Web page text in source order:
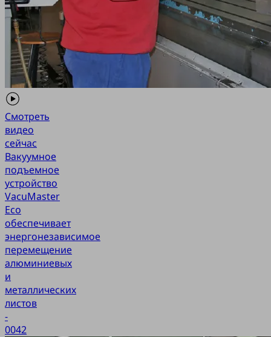
Смотреть
видео
сейчас
Вакуумное
подъемное
устройство
VacuMaster
Eco
обеспечивает
энергонезависимое
перемещение
алюминиевых
и
металлических
листов
-
0042